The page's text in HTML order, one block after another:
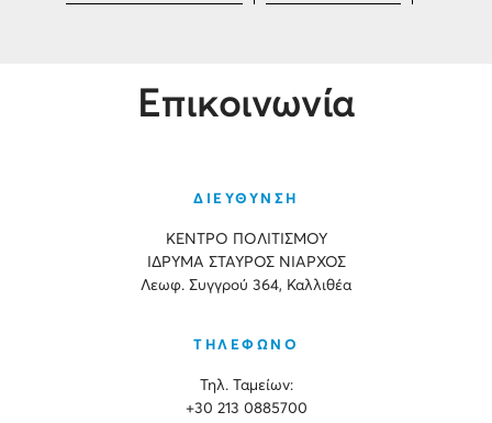
Επικοινωνία
ΔΙΕΥΘΥΝΣΗ
ΚΕΝΤΡΟ ΠΟΛΙΤΙΣΜΟΥ
ΙΔΡΥΜΑ ΣΤΑΥΡΟΣ ΝΙΑΡΧΟΣ
Λεωφ. Συγγρού 364, Καλλιθέα
ΤΗΛΕΦΩΝΟ
Τηλ. Ταμείων:
+30 213 0885700